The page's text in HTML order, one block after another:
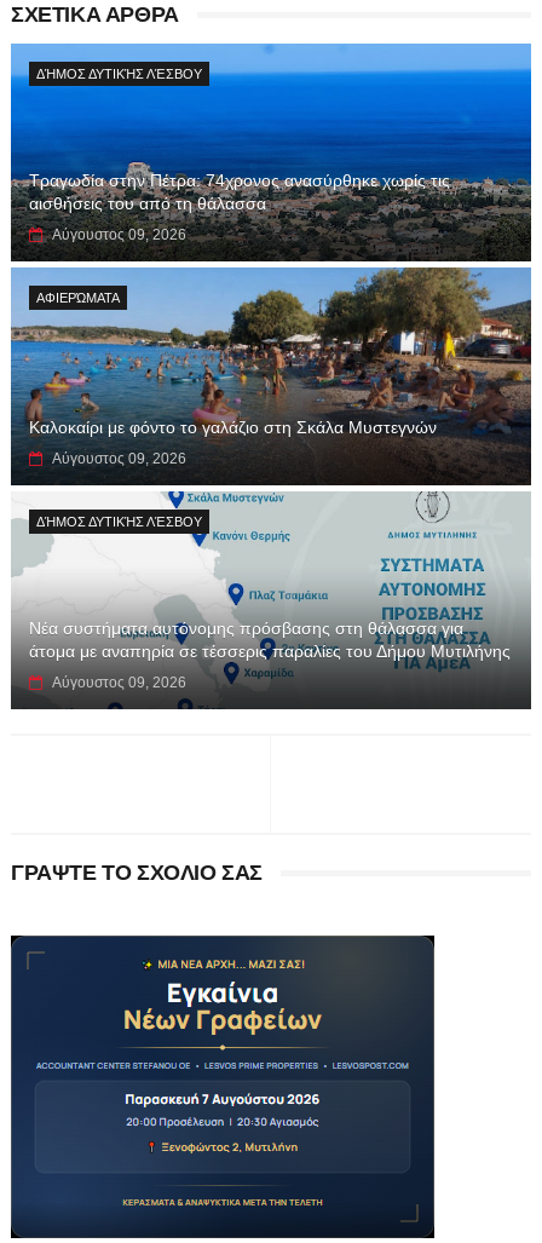
ΣΧΕΤΙΚΑ ΑΡΘΡΑ
ΔΉΜΟΣ ΔΥΤΙΚΉΣ ΛΈΣΒΟΥ
Τραγωδία στην Πέτρα: 74χρονος ανασύρθηκε χωρίς τις
αισθήσεις του από τη θάλασσα
Αύγουστος 09, 2026
ΑΦΙΕΡΏΜΑΤΑ
Καλοκαίρι με φόντο το γαλάζιο στη Σκάλα Μυστεγνών
Αύγουστος 09, 2026
ΔΉΜΟΣ ΔΥΤΙΚΉΣ ΛΈΣΒΟΥ
Νέα συστήματα αυτόνομης πρόσβασης στη θάλασσα για
άτομα με αναπηρία σε τέσσερις παραλίες του Δήμου Μυτιλήνης
Αύγουστος 09, 2026
ΓΡΑΨΤΕ ΤΟ ΣΧΟΛΙΟ ΣΑΣ